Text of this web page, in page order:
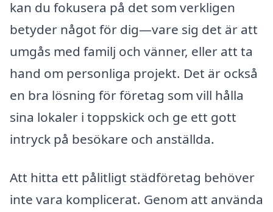
kan du fokusera på det som verkligen
betyder något för dig—vare sig det är att
umgås med familj och vänner, eller att ta
hand om personliga projekt. Det är också
en bra lösning för företag som vill hålla
sina lokaler i toppskick och ge ett gott
intryck på besökare och anställda.
Att hitta ett pålitligt städföretag behöver
inte vara komplicerat. Genom att använda